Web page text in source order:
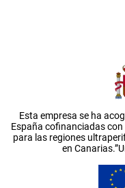
Esta empresa se ha
España cofinanciadas con
para las regiones
en